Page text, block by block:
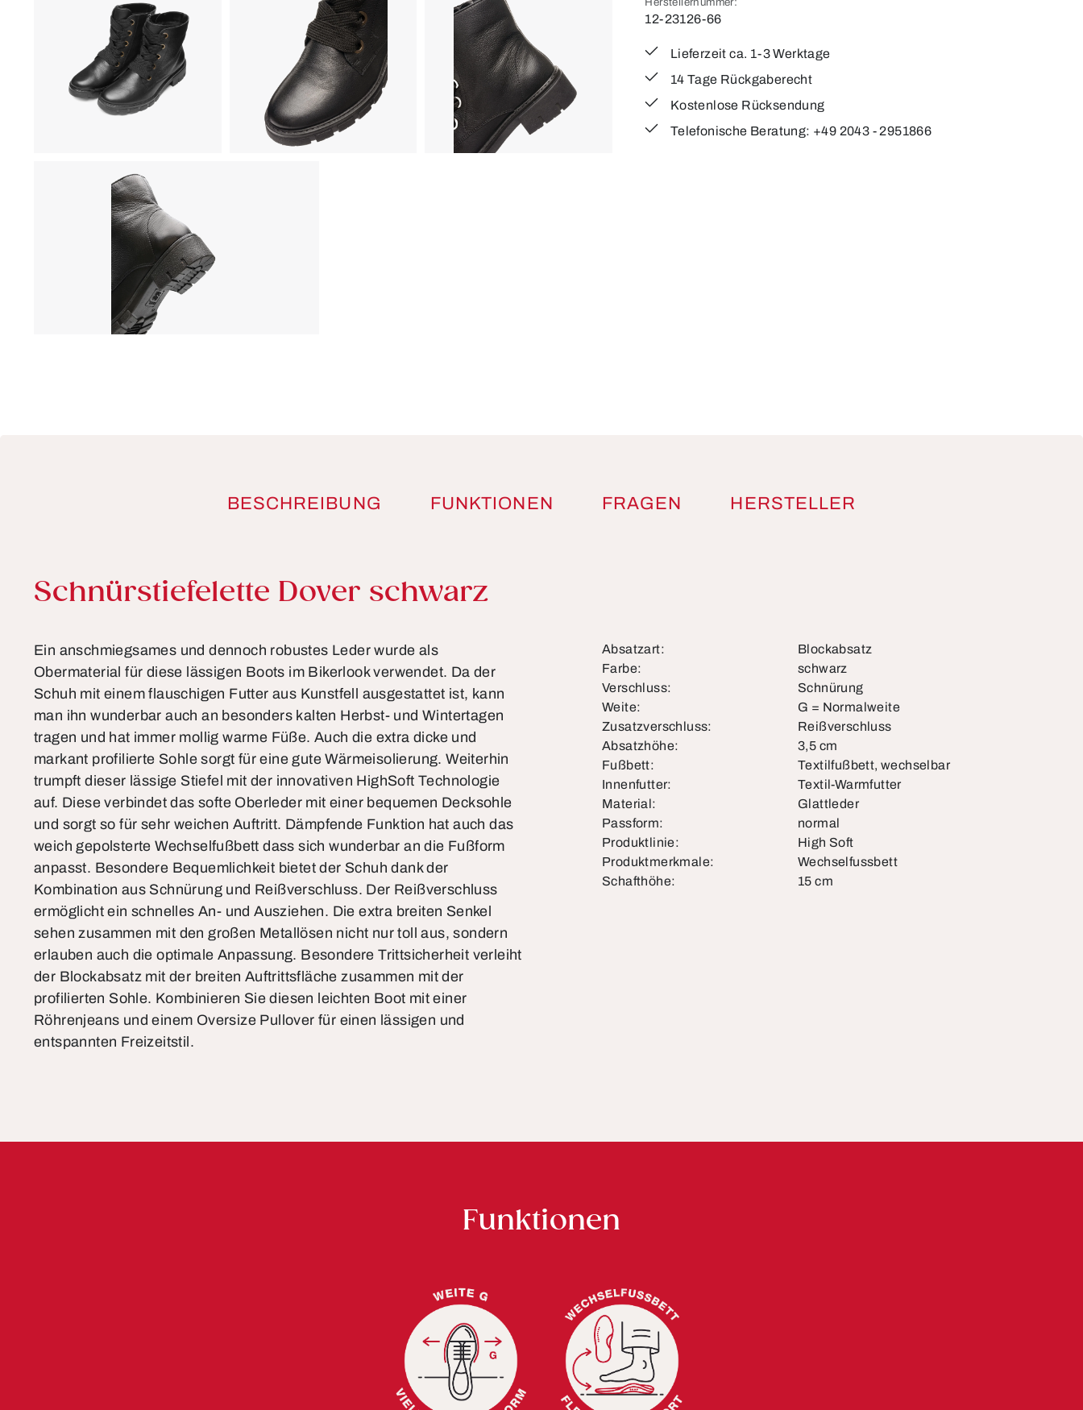
12-23126-66
Lieferzeit ca. 1-3 Werktage
14 Tage Rückgaberecht
Kostenlose Rücksendung
Telefonische Beratung: +49 2043 - 2951866
BESCHREIBUNG FUNKTIONEN FRAGEN HERSTELLER
Produktinformationen
Schnürstiefelette Dover schwarz
Ein anschmiegsames und dennoch robustes Leder wurde als
Obermaterial für diese lässigen Boots im Bikerlook verwendet. Da der
Schuh mit einem flauschigen Futter aus Kunstfell ausgestattet ist, kann
man ihn wunderbar auch an besonders kalten Herbst- und Wintertagen
tragen und hat immer mollig warme Füße. Auch die extra dicke und
markant profilierte Sohle sorgt für eine gute Wärmeisolierung. Weiterhin
trumpft dieser lässige Stiefel mit der innovativen HighSoft Technologie
auf. Diese verbindet das softe Oberleder mit einer bequemen Decksohle
und sorgt so für sehr weichen Auftritt. Dämpfende Funktion hat auch das
weich gepolsterte Wechselfußbett dass sich wunderbar an die Fußform
anpasst. Besondere Bequemlichkeit bietet der Schuh dank der
Kombination aus Schnürung und Reißverschluss. Der Reißverschluss
ermöglicht ein schnelles An- und Ausziehen. Die extra breiten Senkel
sehen zusammen mit den großen Metallösen nicht nur toll aus, sondern
erlauben auch die optimale Anpassung. Besondere Trittsicherheit verleiht
der Blockabsatz mit der breiten Auftrittsfläche zusammen mit der
profilierten Sohle. Kombinieren Sie diesen leichten Boot mit einer
Röhrenjeans und einem Oversize Pullover für einen lässigen und
entspannten Freizeitstil.
Absatzart:
Blockabsatz
Farbe:
schwarz
Verschluss:
Schnürung
Weite:
G = Normalweite
Zusatzverschluss:
Reißverschluss
Absatzhöhe:
3,5 cm
Fußbett:
Textilfußbett, wechselbar
Innenfutter:
Textil-Warmfutter
Material:
Glattleder
Passform:
normal
Produktlinie:
High Soft
Produktmerkmale:
Wechselfussbett
Schafthöhe:
15 cm
Funktionen